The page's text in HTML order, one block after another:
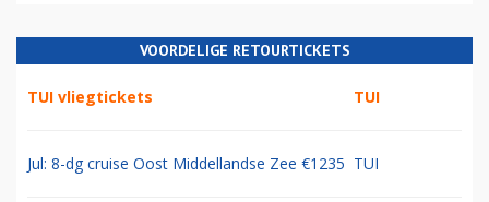
VOORDELIGE RETOURTICKETS
TUI vliegtickets TUI
Jul: 8-dg cruise Oost Middellandse Zee €1235 TUI